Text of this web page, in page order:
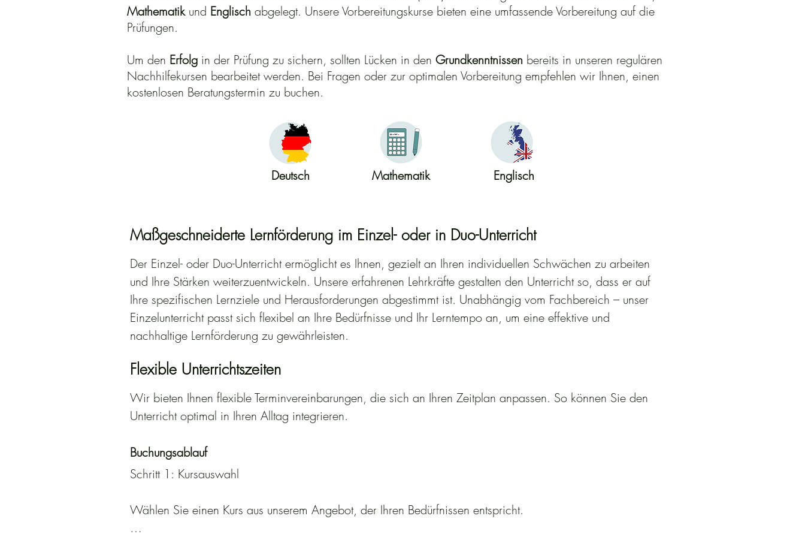
Mathematikund Englisch abgelegt. Unsere Vorbereitungskurse bieten eine umfassende Vorbereitung auf die
Prüfungen.
Um den Erfolg in der Prüfung zu sichern, sollten Lücken in den Grundkenntnissen bereits in unseren regulären
Nachhilfekursen bearbeitet werden. Bei Fragen oder zur optimalen Vorbereitung empfehlen wir Ihnen, einen
kostenlosen Beratungstermin zu buchen.
Deutsch Mathematik Englisch
Maßgeschneiderte Lernförderung im Einzel- oder in Duo-Unterricht
Der Einzel- oder Duo-Unterricht ermöglicht es Ihnen, gezielt an Ihren individuellen Schwächen zu arbeiten
und Ihre Stärken weiterzuentwickeln. Unsere erfahrenen Lehrkräfte gestalten den Unterricht so, dass er auf
Ihre spezifischen Lernziele und Herausforderungen abgestimmt ist. Unabhängig vom Fachbereich – unser
Einzelunterricht passt sich flexibel an Ihre Bedürfnisse und Ihr Lerntempo an, um eine effektive und
nachhaltige Lernförderung zu gewährleisten.
Flexible Unterrichtszeiten
Wir bieten Ihnen flexible Terminvereinbarungen, die sich an Ihren Zeitplan anpassen. So können Sie den
Unterricht optimal in Ihren Alltag integrieren.
Buchungsablauf
Schritt 1: Kursauswahl
Wählen Sie einen Kurs aus unserem Angebot, der Ihren Bedürfnissen entspricht.